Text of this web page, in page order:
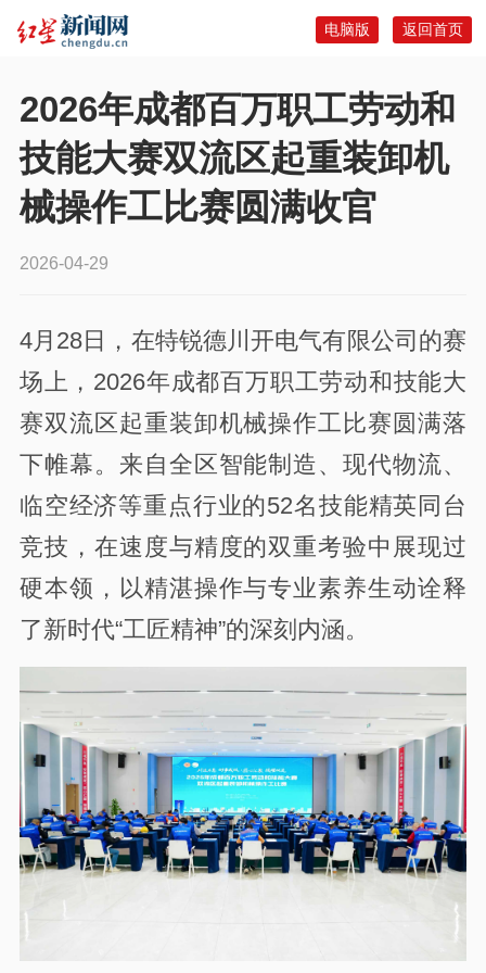
返回首页
电脑版
2026年成都百万职工劳动和
技能大赛双流区起重装卸机
械操作工比赛圆满收官
2026-04-29
4月28日，在特锐德川开电气有限公司的赛
场上，2026年成都百万职工劳动和技能大
赛双流区起重装卸机械操作工比赛圆满落
下帷幕。来自全区智能制造、现代物流、
临空经济等重点行业的52名技能精英同台
竞技，在速度与精度的双重考验中展现过
硬本领，以精湛操作与专业素养生动诠释
了新时代“工匠精神”的深刻内涵。